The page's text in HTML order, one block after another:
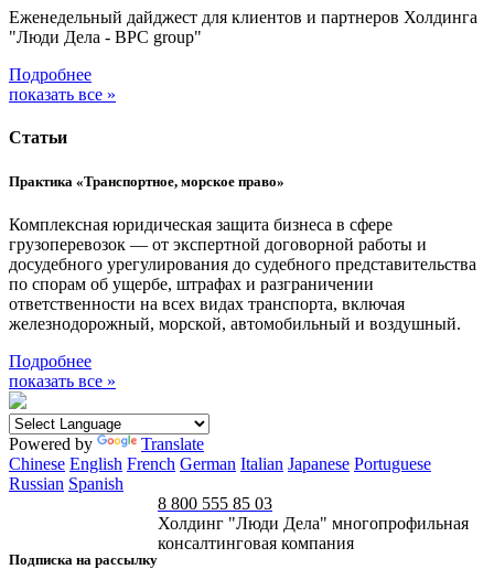
Еженедельный дайджест для клиентов и партнеров Холдинга
"Люди Дела - BPC group"
Подробнее
показать все »
Статьи
Практика «Транспортное, морское право»
Комплексная юридическая защита бизнеса в сфере
грузоперевозок — от экспертной договорной работы и
досудебного урегулирования до судебного представительства
по спорам об ущербе, штрафах и разграничении
ответственности на всех видах транспорта, включая
железнодорожный, морской, автомобильный и воздушный.
Подробнее
показать все »
Powered by
Translate
Chinese English French German Italian Japanese Portuguese
Russian Spanish
Подписка на рассылку
8 800 555 85 03
Холдинг "Люди Дела" многопрофильная
консалтинговая компания